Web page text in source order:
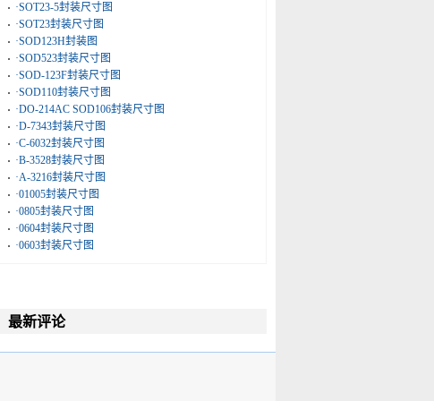
·SOT23-5封装尺寸图
·SOT23封装尺寸图
·SOD123H封装图
·SOD523封装尺寸图
·SOD-123F封装尺寸图
·SOD110封装尺寸图
·DO-214AC SOD106封装尺寸图
·D-7343封装尺寸图
·C-6032封装尺寸图
·B-3528封装尺寸图
·A-3216封装尺寸图
·01005封装尺寸图
·0805封装尺寸图
·0604封装尺寸图
·0603封装尺寸图
最新评论